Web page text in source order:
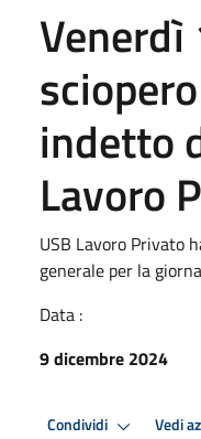
Venerdì
indetto
Lavoro
USB Lavoro Privato
generale per la
Data :
9 dicembre 2024
Condividi Vedi